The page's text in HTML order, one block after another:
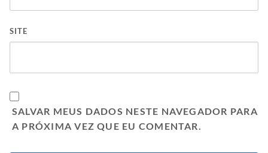
SITE
SALVAR MEUS DADOS NESTE NAVEGADOR PARA
A PRÓXIMA VEZ QUE EU COMENTAR.